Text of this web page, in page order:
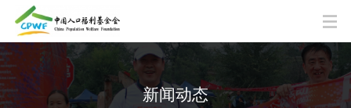
新闻动态